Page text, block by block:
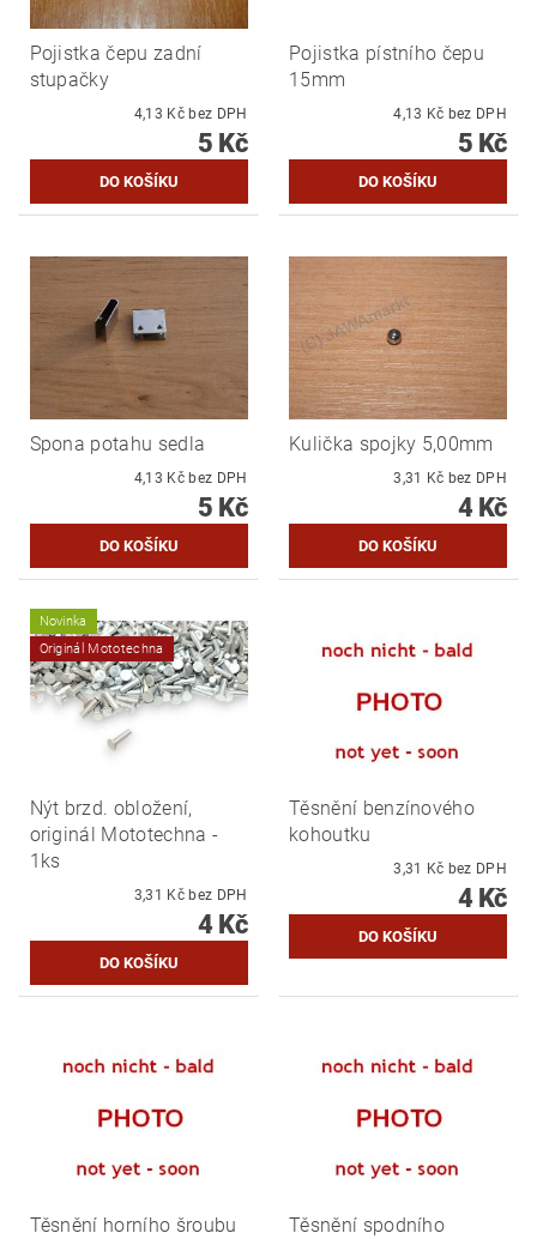
Pojistka čepu zadní
stupačky
4,13 Kč bez DPH
5 Kč
Pojistka pístního čepu
15mm
4,13 Kč bez DPH
5 Kč
Spona potahu sedla
4,13 Kč bez DPH
5 Kč
Kulička spojky 5,00mm
3,31 Kč bez DPH
4 Kč
Novinka
Originál Mototechna
Nýt brzd. obložení,
originál Mototechna -
1ks
3,31 Kč bez DPH
4 Kč
Těsnění benzínového
kohoutku
3,31 Kč bez DPH
4 Kč
Těsnění horního šroubu
Těsnění spodního